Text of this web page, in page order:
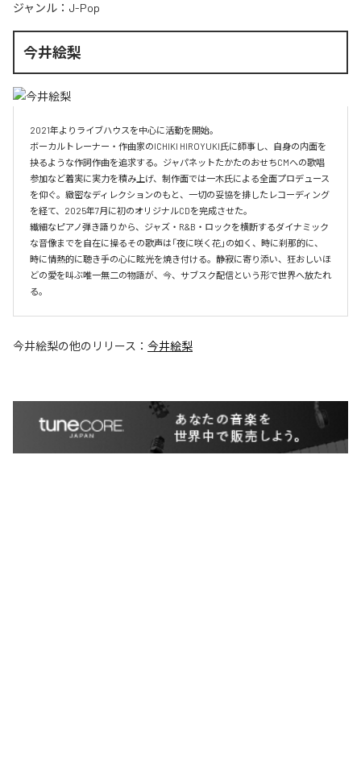
ジャンル： J-Pop
今井絵梨
2021年よりライブハウスを中心に活動を開始。
ボーカルトレーナー・作曲家のICHIKI HIROYUKI氏に師事し、自身の内面を
抉るような作詞作曲を追求する。ジャパネットたかたのおせちCMへの歌唱
参加など着実に実力を積み上げ、制作面では一木氏による全面プロデュース
を仰ぐ。緻密なディレクションのもと、一切の妥協を排したレコーディング
を経て、2025年7月に初のオリジナルCDを完成させた。
​繊細なピアノ弾き語りから、ジャズ・R&B・ロックを横断するダイナミック
な音像までを自在に操るその歌声は「夜に咲く花」の如く、時に刹那的に、
時に情熱的に聴き手の心に眩光を焼き付ける。静寂に寄り添い、狂おしいほ
どの愛を叫ぶ唯一無二の物語が、今、サブスク配信という形で世界へ放たれ
る。
今井絵梨の他のリリース： 今井絵梨